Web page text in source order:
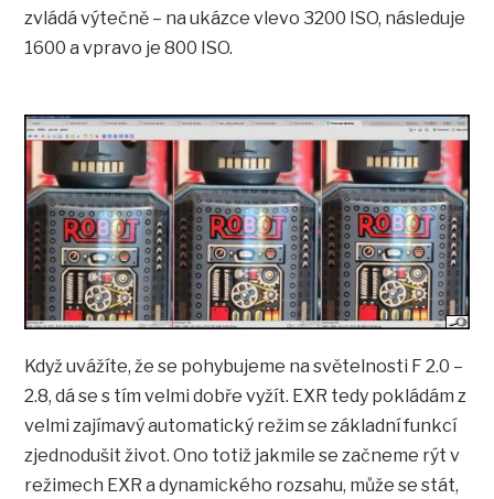
zvládá výtečně – na ukázce vlevo 3200 ISO, následuje
1600 a vpravo je 800 ISO.
Když uvážíte, že se pohybujeme na světelnosti F 2.0 –
2.8, dá se s tím velmi dobře vyžít. EXR tedy pokládám z
velmi zajímavý automatický režim se základní funkcí
zjednodušit život. Ono totiž jakmile se začneme rýt v
režimech EXR a dynamického rozsahu, může se stát,